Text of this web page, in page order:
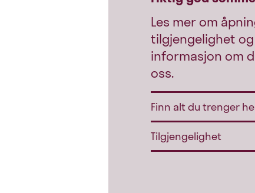
Les mer om
tilgjengelighet
informasjon om
oss.
Finn alt du trenger
Tilgjengelighet